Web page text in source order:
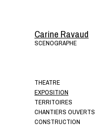
Carine Ravaud
THEATRE
EXPOSITION
TERRITOIRES
CHANTIERS OUVERTS
CONSTRUCTION
SCENOGRAPHE